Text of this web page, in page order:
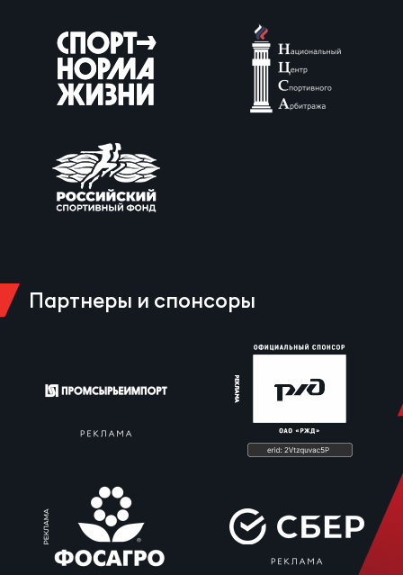
Партнеры и спонсоры